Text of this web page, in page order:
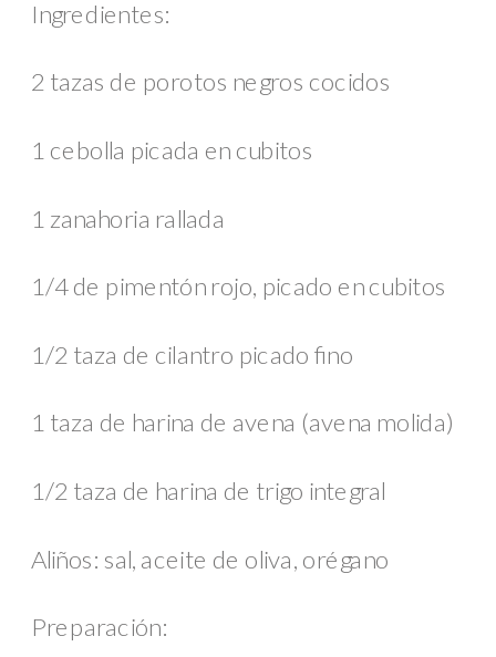
Ingredientes:
2 tazas de porotos negros cocidos
1 cebolla picada en cubitos
1 zanahoria rallada
1/4 de pimentón rojo, picado en cubitos
1/2 taza de cilantro picado fino
1 taza de harina de avena (avena molida)
1/2 taza de harina de trigo integral
Aliños: sal, aceite de oliva, orégano
Preparación: